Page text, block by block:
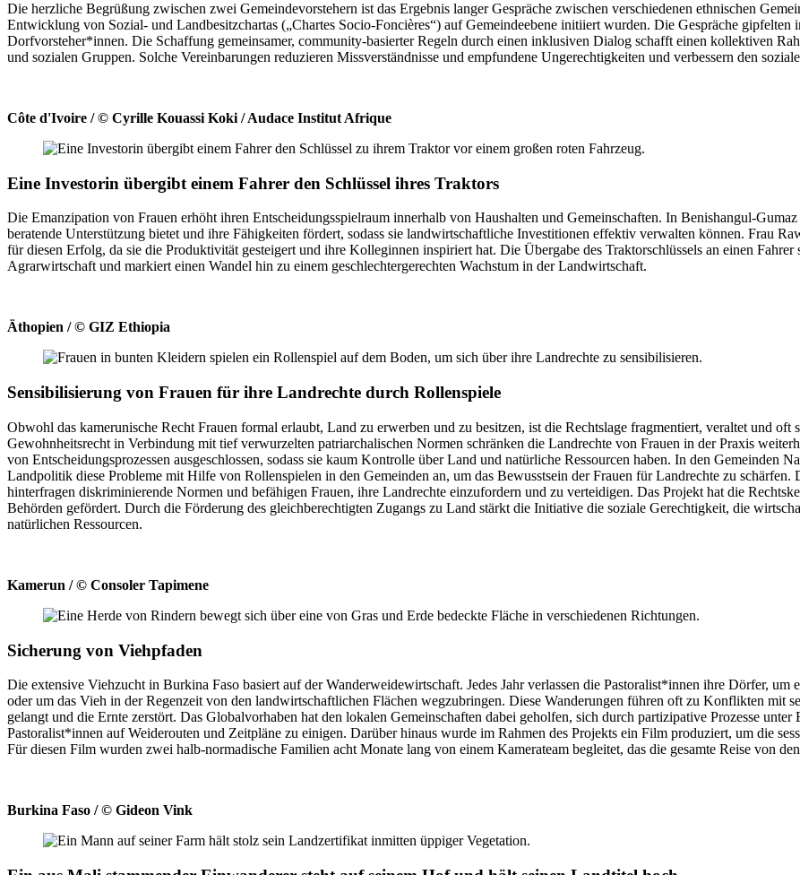
Die herzliche Begrüßung zwischen zwei Gemeindevorstehern ist das Ergebnis langer Gespräche zwischen verschiedenen ethnischen
Entwicklung von Sozial- und Landbesitzchartas („Chartes Socio-Foncières“) auf Gemeindeebene initiiert wurden. Die Gespräche
Dorfvorsteher*innen. Die Schaffung gemeinsamer, community-basierter Regeln durch einen inklusiven Dialog schafft einen kollektiven
und sozialen Gruppen. Solche Vereinbarungen reduzieren Missverständnisse und empfundene Ungerechtigkeiten und verbessern den
Côte d'Ivoire / © Cyrille Kouassi Koki / Audace Institut Afrique
Eine Investorin übergibt einem Fahrer den Schlüssel ihres Traktors
Die Emanzipation von Frauen erhöht ihren Entscheidungsspielraum innerhalb von Haushalten und Gemeinschaften. In Benishangul-
beratende Unterstützung bietet und ihre Fähigkeiten fördert, sodass sie landwirtschaftliche Investitionen effektiv verwalten können. Frau
für diesen Erfolg, da sie die Produktivität gesteigert und ihre Kolleginnen inspiriert hat. Die Übergabe des Traktorschlüssels an einen
Agrarwirtschaft und markiert einen Wandel hin zu einem geschlechtergerechten Wachstum in der Landwirtschaft.
Äthopien / © GIZ Ethiopia
Sensibilisierung von Frauen für ihre Landrechte durch Rollenspiele
Obwohl das kamerunische Recht Frauen formal erlaubt, Land zu erwerben und zu besitzen, ist die Rechtslage fragmentiert, veraltet und
Gewohnheitsrecht in Verbindung mit tief verwurzelten patriarchalischen Normen schränken die Landrechte von Frauen in der Praxis
von Entscheidungsprozessen ausgeschlossen, sodass sie kaum Kontrolle über Land und natürliche Ressourcen haben. In den Gemeinden
Landpolitik diese Probleme mit Hilfe von Rollenspielen in den Gemeinden an, um das Bewusstsein der Frauen für Landrechte zu schärfen.
hinterfragen diskriminierende Normen und befähigen Frauen, ihre Landrechte einzufordern und zu verteidigen. Das Projekt hat die
Behörden gefördert. Durch die Förderung des gleichberechtigten Zugangs zu Land stärkt die Initiative die soziale Gerechtigkeit, die
natürlichen Ressourcen.
Kamerun / © Consoler Tapimene
Sicherung von Viehpfaden
Die extensive Viehzucht in Burkina Faso basiert auf der Wanderweidewirtschaft. Jedes Jahr verlassen die Pastoralist*innen ihre Dörfer, um
oder um das Vieh in der Regenzeit von den landwirtschaftlichen Flächen wegzubringen. Diese Wanderungen führen oft zu Konflikten mit
gelangt und die Ernte zerstört. Das Globalvorhaben hat den lokalen Gemeinschaften dabei geholfen, sich durch partizipative Prozesse
Pastoralist*innen auf Weiderouten und Zeitpläne zu einigen. Darüber hinaus wurde im Rahmen des Projekts ein Film produziert, um die
Für diesen Film wurden zwei halb-normadische Familien acht Monate lang von einem Kamerateam begleitet, das die gesamte Reise von
Burkina Faso / © Gideon Vink